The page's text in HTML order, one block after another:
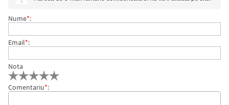
Nume*:
Email*:
Nota
Comentariu*: